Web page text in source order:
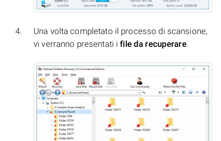
Una volta completato il processo di scansione,
vi verranno presentati ifile da recuperare.